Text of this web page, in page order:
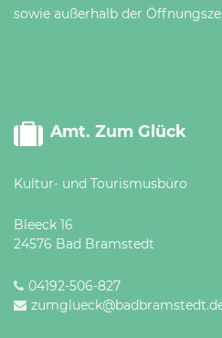
sowie außerhalb der
Amt. Zum Glück
Kultur- und Tourismusbüro
Bleeck 16
24576 Bad Bramstedt
04192-506-827